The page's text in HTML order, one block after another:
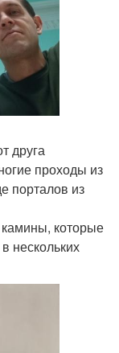
друга
проходы из
порталов из
которые
нескольких